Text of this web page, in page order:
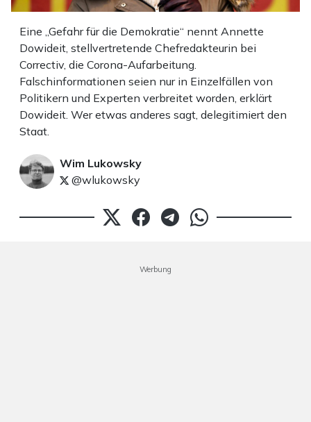
Eine „Gefahr für die Demokratie“ nennt Annette
Dowideit, stellvertretende Chefredakteurin bei
Correctiv, die Corona-Aufarbeitung.
Falschinformationen seien nur in Einzelfällen von
Politikern und Experten verbreitet worden, erklärt
Dowideit. Wer etwas anderes sagt, delegitimiert den
Staat.
Wim Lukowsky
@wlukowsky
Werbung